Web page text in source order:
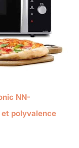
NN-
et polyvalence